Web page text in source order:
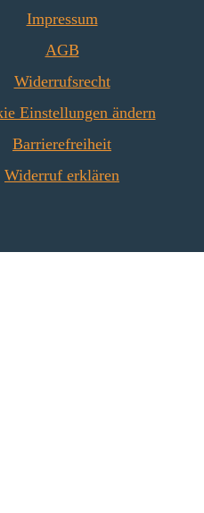
Impressum
AGB
Widerrufsrecht
Einstellungen ändern
Barrierefreiheit
Widerruf erklären